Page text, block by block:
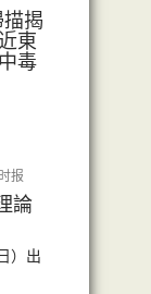
揭
東
毒
报
論
）出